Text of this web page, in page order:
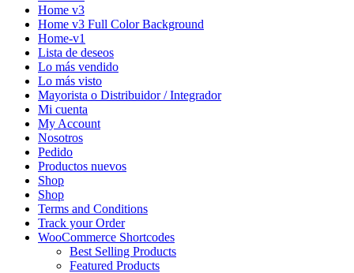
Home v3
Home v3 Full Color Background
Home-v1
Lista de deseos
Lo más vendido
Lo más visto
Mayorista o Distribuidor / Integrador
Mi cuenta
My Account
Nosotros
Pedido
Productos nuevos
Shop
Shop
Terms and Conditions
Track your Order
WooCommerce Shortcodes
Best Selling Products
Featured Products